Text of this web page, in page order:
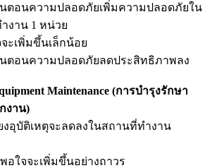
ตอนความปลอดภัยเพิ่มความปลอดภัยใน
งาน 1 หน่วย
จะเพิ่มขึ้นเล็กน้อย
ตอนความปลอดภัยลดประสิทธิภาพลง
Maintenance (การบำรุงรักษา
งาน)
งอุบัติเหตุจะลดลงในสถานที่ทำงาน
อใจจะเพิ่มขึ้นอย่างถาวร